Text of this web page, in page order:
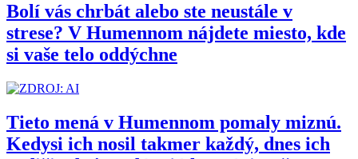
Bolí vás chrbát alebo ste neustále v
strese? V Humennom nájdete miesto, kde
si vaše telo oddýchne
Tieto mená v Humennom pomaly miznú.
Kedysi ich nosil takmer každý, dnes ich